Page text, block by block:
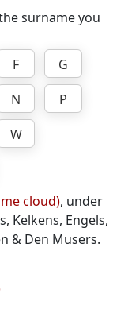
surname you
F
G
N
P
W
cloud), under
Kelkens, Engels,
& Den Musers.